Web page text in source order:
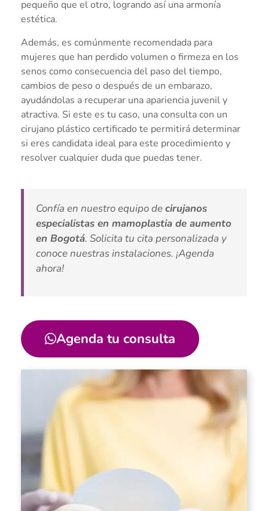
pequeño que el otro, logrando así una armonía
estética.
Además, es comúnmente recomendada para
mujeres que han perdido volumen o firmeza en los
senos como consecuencia del paso del tiempo,
cambios de peso o después de un embarazo,
ayudándolas a recuperar una apariencia juvenil y
atractiva. Si este es tu caso, una consulta con un
cirujano plástico certificado te permitirá determinar
si eres candidata ideal para este procedimiento y
resolver cualquier duda que puedas tener.
Confía en nuestro equipo decirujanos
especialistas en mamoplastia de aumento
en Bogotá. Solicita tu cita personalizada y
conoce nuestras instalaciones. ¡Agenda
ahora!
Agenda tu consulta